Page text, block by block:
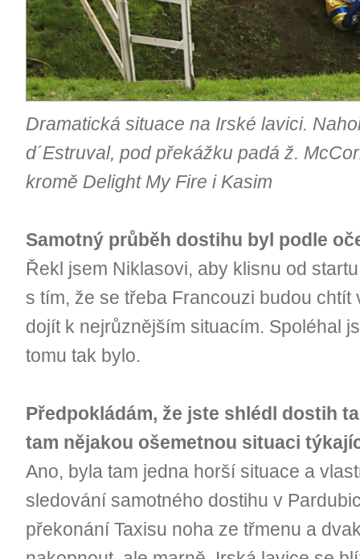
Dramatická situace na Irské lavici.
d´Estruval, pod překážku padá ž.
kromě Delight My Fire i Kasim
Samotný průběh dostihu byl podle
Řekl jsem Niklasovi, aby klisnu od
s tím, že se třeba Francouzi budou chtít
dojít k nejrůznějším situacím. Spoléhal
tomu tak bylo.
Předpokládám, že jste shlédl dostih
tam nějakou ošemetnou situaci
Ano, byla tam jedna horší situace a
sledování samotného dostihu v
překonání Taxisu noha ze třmenu a